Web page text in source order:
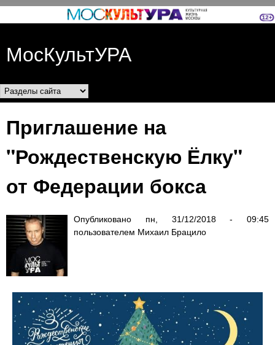
Перейти к основному
МосКультУРА
Разделы сайта
Приглашение на
"Рождественскую Ёлку"
от Федерации бокса
Опубликовано пн, 31/12/2018 - 09:45
пользователем Михаил Брацило